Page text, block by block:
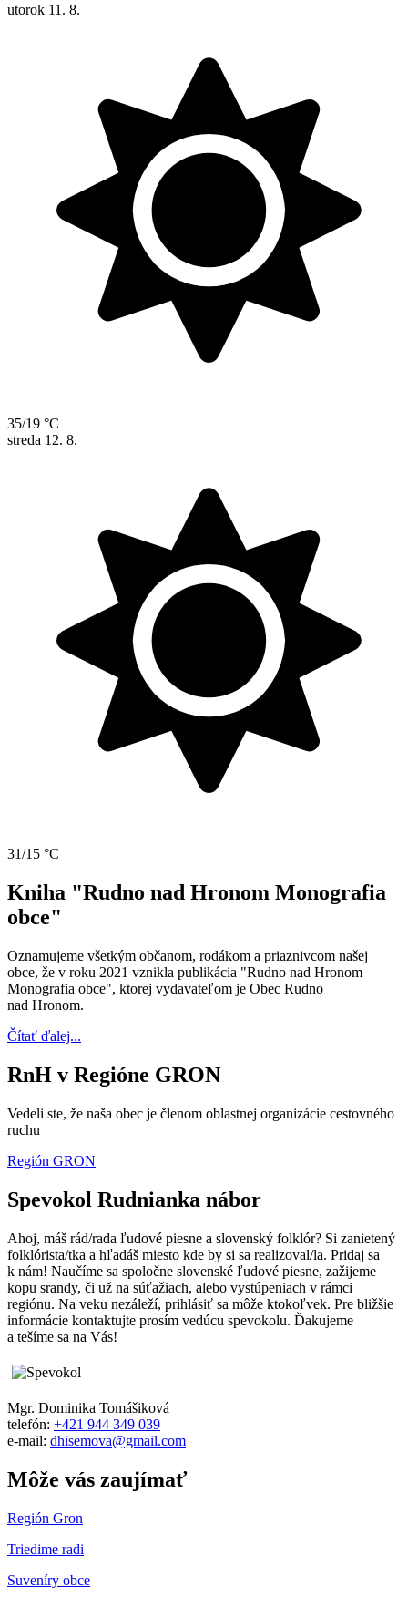
utorok 11. 8.
35/19 °C
streda 12. 8.
31/15 °C
Kniha "Rudno nad Hronom Monografia
obce"
Oznamujeme všetkým občanom, rodákom a priaznivcom našej
obce, že v roku 2021 vznikla publikácia "Rudno nad Hronom
Monografia obce", ktorej vydavateľom je Obec Rudno
nad Hronom.
Čítať ďalej...
RnH v Regióne GRON
Vedeli ste, že naša obec je členom oblastnej organizácie cestovného
ruchu
Región GRON
Spevokol Rudnianka nábor
Ahoj, máš rád/rada ľudové piesne a slovenský folklór? Si zanietený
folklórista/tka a hľadáš miesto kde by si sa realizoval/la. Pridaj sa
k nám! Naučíme sa spoločne slovenské ľudové piesne, zažijeme
kopu srandy, či už na súťažiach, alebo vystúpeniach v rámci
regiónu. Na veku nezáleží, prihlásiť sa môže ktokoľvek. Pre bližšie
informácie kontaktujte prosím vedúcu spevokolu. Ďakujeme
a tešíme sa na Vás!
Mgr. Dominika Tomášiková
telefón: +421 944 349 039
e-mail: dhisemova@gmail.com
Môže vás zaujímať
Región Gron
Triedime radi
Suveníry obce